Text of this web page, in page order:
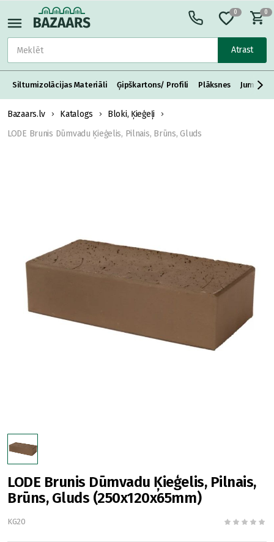
Atrast
0 0
Siltumizolācijas Materiāli Ģipškartons/ Profili Plāksnes Jumta
Bazaars.lv Katalogs
Bloki, Ķieģeļi
LODE Brunis Dūmvadu Ķieģelis, Pilnais, Brūns, Gluds
LODE Brunis Dūmvadu Ķieģelis, Pilnais,
Brūns, Gluds (250x120x65mm)
KG20